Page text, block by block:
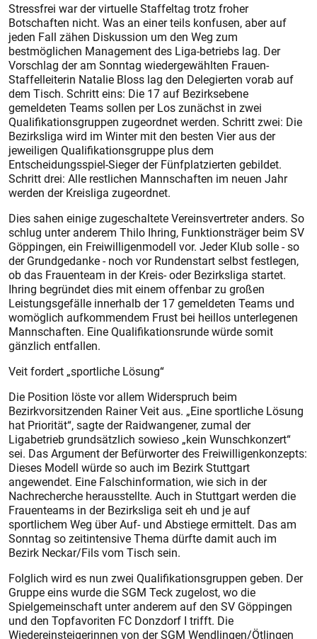
Stressfrei war der virtuelle Staffeltag trotz froher
Botschaften nicht. Was an einer teils konfusen, aber auf
jeden Fall zähen Diskussion um den Weg zum
bestmöglichen Management des Liga-betriebs lag. Der
Vorschlag der am Sonntag wiedergewählten Frauen-
Staffelleiterin Natalie Bloss lag den Delegierten vorab auf
dem Tisch. Schritt eins: Die 17 auf Bezirksebene
gemeldeten Teams sollen per Los zunächst in zwei
Qualifikationsgruppen zugeordnet werden. Schritt zwei: Die
Bezirksliga wird im Winter mit den besten Vier aus der
jeweiligen Qualifikationsgruppe plus dem
Entscheidungsspiel-Sieger der Fünfplatzierten gebildet.
Schritt drei: Alle restlichen Mannschaften im neuen Jahr
werden der Kreisliga zugeordnet.
Dies sahen einige zugeschaltete Vereinsvertreter anders. So
schlug unter anderem Thilo Ihring, Funktionsträger beim SV
Göppingen, ein Freiwilligenmodell vor. Jeder Klub solle - so
der Grundgedanke - noch vor Rundenstart selbst festlegen,
ob das Frauenteam in der Kreis- oder Bezirksliga startet.
Ihring begründet dies mit einem offenbar zu großen
Leistungsgefälle innerhalb der 17 gemeldeten Teams und
womöglich aufkommendem Frust bei heillos unterlegenen
Mannschaften. Eine Qualifikationsrunde würde somit
gänzlich entfallen.
Veit fordert „sportliche Lösung“
Die Position löste vor allem Widerspruch beim
Bezirkvorsitzenden Rainer Veit aus. „Eine sportliche Lösung
hat Priorität“, sagte der Raidwangener, zumal der
Ligabetrieb grundsätzlich sowieso „kein Wunschkonzert“
sei. Das Argument der Befürworter des Freiwilligenkonzepts:
Dieses Modell würde so auch im Bezirk Stuttgart
angewendet. Eine Falschinformation, wie sich in der
Nachrecherche herausstellte. Auch in Stuttgart werden die
Frauenteams in der Bezirksliga seit eh und je auf
sportlichem Weg über Auf- und Abstiege ermittelt. Das am
Sonntag so zeitintensive Thema dürfte damit auch im
Bezirk Neckar/Fils vom Tisch sein.
Folglich wird es nun zwei Qualifikationsgruppen geben. Der
Gruppe eins wurde die SGM Teck zugelost, wo die
Spielgemeinschaft unter anderem auf den SV Göppingen
und den Topfavoriten FC Donzdorf I trifft. Die
Wiedereinsteigerinnen von der SGM Wendlingen/Ötlingen